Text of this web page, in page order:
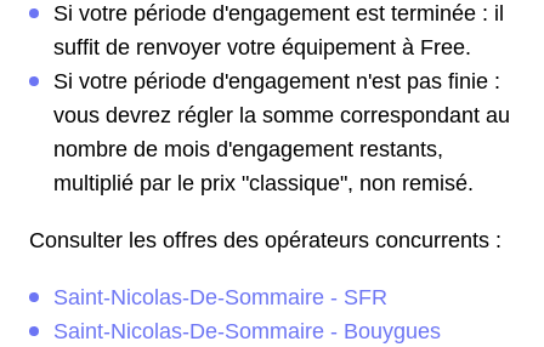
Si votre période d'engagement est terminée : il
suffit de renvoyer votre équipement à Free.
Si votre période d'engagement n'est pas finie :
vous devrez régler la somme correspondant au
nombre de mois d'engagement restants,
multiplié par le prix "classique", non remisé.
Consulter les offres des opérateurs concurrents :
Saint-Nicolas-De-Sommaire - SFR
Saint-Nicolas-De-Sommaire - Bouygues